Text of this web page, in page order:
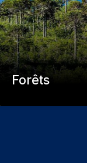
Forêts